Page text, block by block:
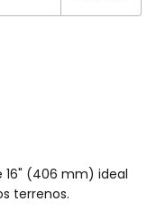
16" (406 mm) ideal
terrenos.